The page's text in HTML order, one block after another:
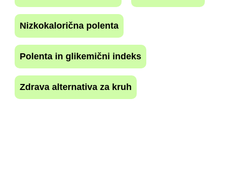
Nizkokalorična polenta
Polenta in glikemični indeks
Zdrava alternativa za kruh